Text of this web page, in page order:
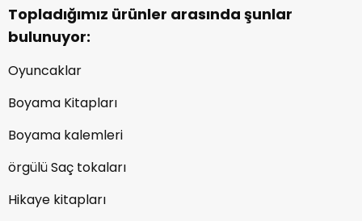
Topladığımız ürünler arasında şunlar
bulunuyor:
Oyuncaklar
Boyama Kitapları
Boyama kalemleri
örgülü Saç tokaları
Hikaye kitapları